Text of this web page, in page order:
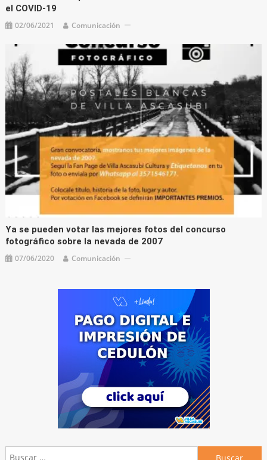
el COVID-19
02/06/2021 Comunicación
Ya se pueden votar las mejores fotos del concurso
fotográfico sobre la nevada de 2007
07/06/2020 Comunicación
Buscar: